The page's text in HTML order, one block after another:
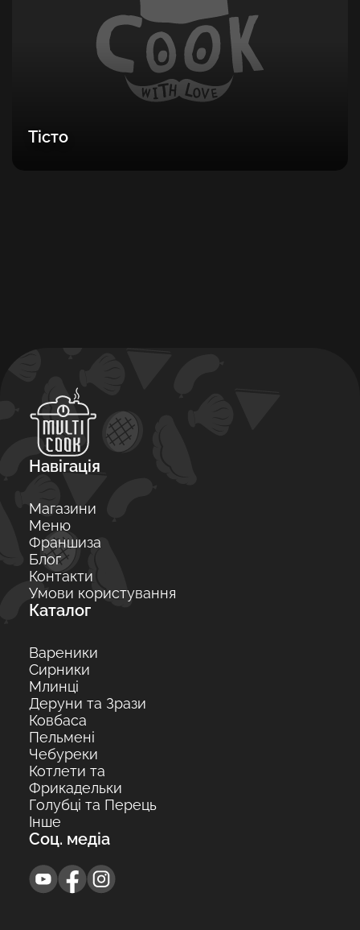
Тісто
Навігація
Магазини
Меню
Франшиза
Блог
Контакти
Умови користування
Каталог
Вареники
Сирники
Млинці
Деруни та Зрази
Ковбаса
Пельмені
Чебуреки
Котлети та
Фрикадельки
Голубці та Перець
Інше
Соц. медіа